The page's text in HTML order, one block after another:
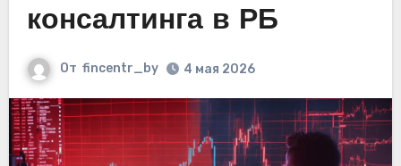
консалтинга в РБ
От fincentr_by 4 мая 2026